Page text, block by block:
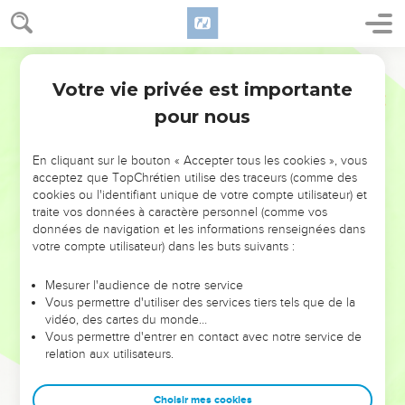
NE MANQUEZ PAS L’ÉVÉNEMENT
DE L’ANNÉE !
ET SI LEURS ERREURS POUVAIENT VOUS ÉVITER LES
VOTRES ?
leur foi ou leur vision. Mais on voit moins les doutes, les erreurs
et les saisons difficiles qu'ils ont traversés, alors même que ce
sont elles qui les ont façonnés.
Dans cette conférence, leaders, entrepreneurs, et responsables
clés pour avancer avec plus de sagesse afin que leurs erreurs
Votre vie privée est importante
pour nous
En cliquant sur le bouton « Accepter tous les cookies », vous
acceptez que TopChrétien utilise des traceurs (comme des
cookies ou l'identifiant unique de votre compte utilisateur) et
traite vos données à caractère personnel (comme vos
données de navigation et les informations renseignées dans
votre compte utilisateur) dans les buts suivants :
Mesurer l'audience de notre service
Vous permettre d'utiliser des services tiers tels que de la
vidéo, des cartes du monde…
Vous permettre d'entrer en contact avec notre service de
relation aux utilisateurs.
Choisir mes cookies